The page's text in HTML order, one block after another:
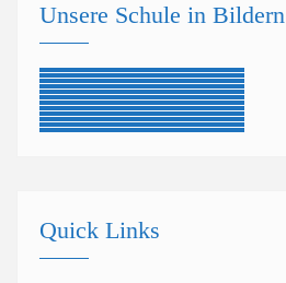
Unsere Schule in Bildern
Quick Links